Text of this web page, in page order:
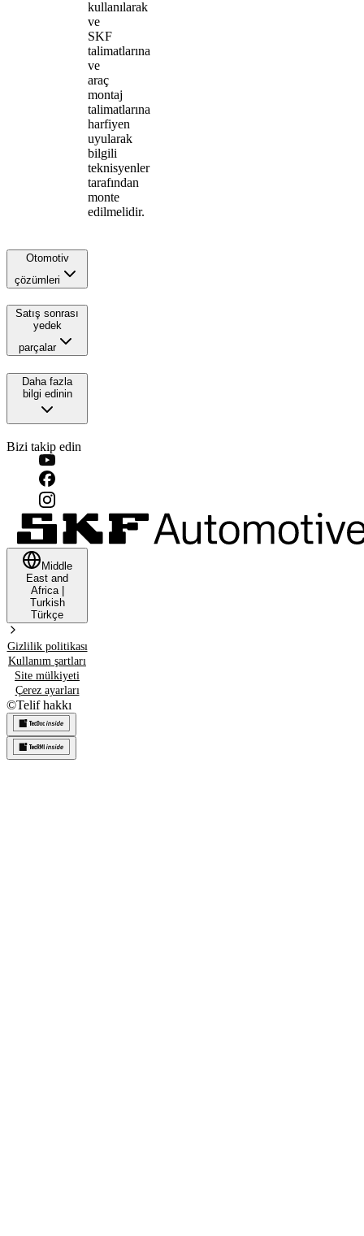
kullanılarak
ve
SKF
talimatlarına
ve
araç
montaj
talimatlarına
harfiyen
uyularak
bilgili
teknisyenler
tarafından
monte
edilmelidir.
Otomotiv
çözümleri
Satış sonrası
yedek
parçalar
Daha fazla
bilgi edinin
Bizi takip edin
Middle
East and
Africa|
Turkish
Türkçe
Gizlilik politikası
Kullanım şartları
Site mülkiyeti
Çerez ayarları
©Telif hakkı